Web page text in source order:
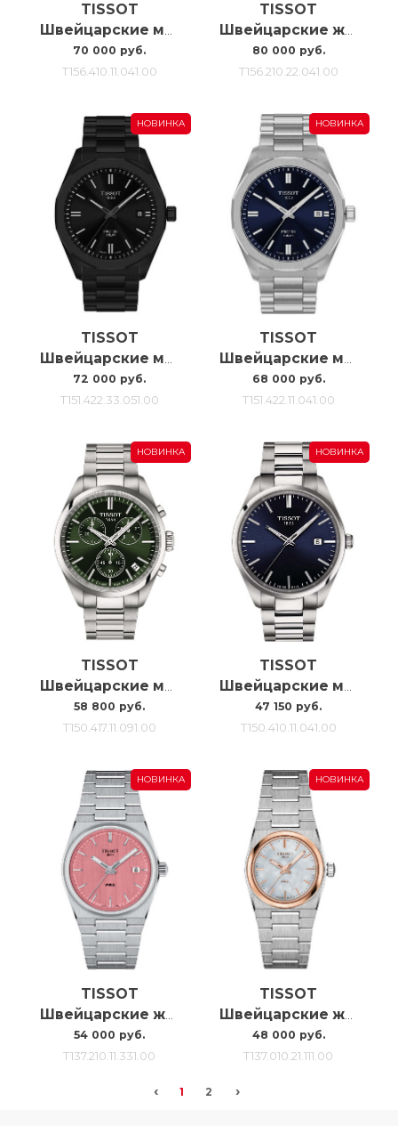
TISSOT
70 000 руб.
T156.410.11.041.00
TISSOT
Швейцарские женские наручные часы Tissot Ballade T156.210.22.041.00
80 000 руб.
T156.210.22.041.00
НОВИНКА
TISSOT
72 000 руб.
T151.422.33.051.00
НОВИНКА
TISSOT
68 000 руб.
T151.422.11.041.00
НОВИНКА
TISSOT
Швейцарские мужские наручные часы Tissot Pr100 T150.417.11.091.00
58 800 руб.
T150.417.11.091.00
НОВИНКА
TISSOT
Швейцарские мужские наручные часы Tissot Pr100 40mm T150.410.11.041.00
47 150 руб.
T150.410.11.041.00
НОВИНКА
TISSOT
54 000 руб.
T137.210.11.331.00
НОВИНКА
TISSOT
Швейцарские женские наручные часы Tissot Prx 25mm T137.010.21.111.00
48 000 руб.
T137.010.21.111.00
‹ 1 2 ›